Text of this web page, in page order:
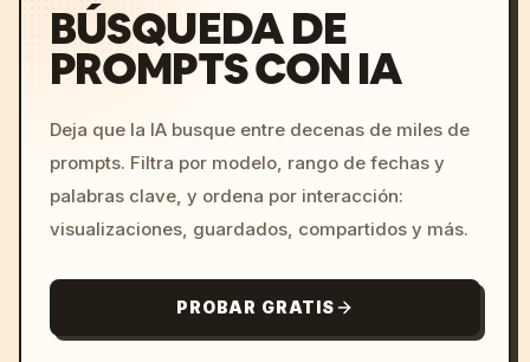
BÚSQUEDA DE
PROMPTS CON IA
Deja que la IA busque entre decenas de miles de
prompts. Filtra por modelo, rango de fechas y
palabras clave, y ordena por interacción:
visualizaciones, guardados, compartidos y más.
PROBAR GRATIS